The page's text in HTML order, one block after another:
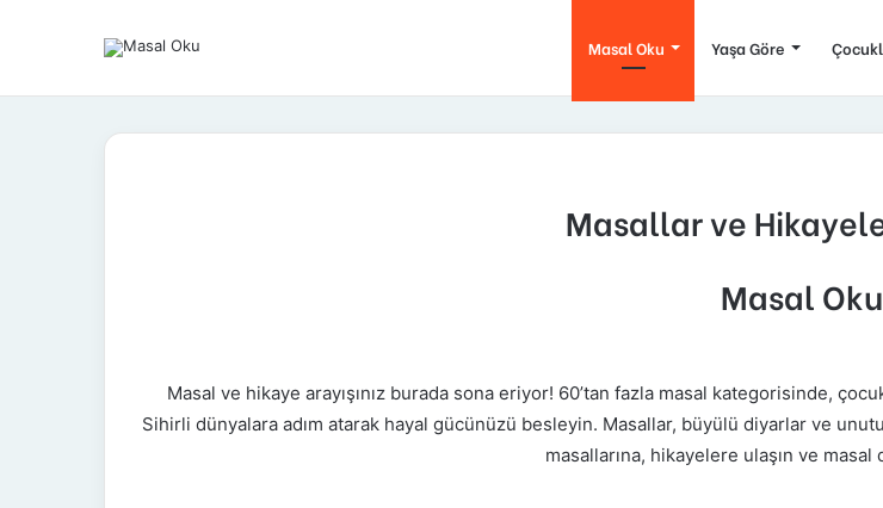
Masal Oku Yaşa Göre
Masallar ve
Masal Oku
Masal ve hikaye arayışınız burada sona eriyor! 60’tan fazla masal kategorisinde,
Sihirli dünyalara adım atarak hayal gücünüzü besleyin. Masallar, büyülü diyarlar ve
masallarına, hikayelere ulaşın ve masal